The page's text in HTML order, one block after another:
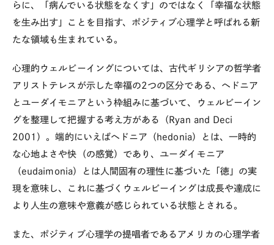
らに、「病んでいる状態をなくす」のではなく「幸福な状態
を生み出す」ことを目指す、ポジティブ心理学と呼ばれる新
たな領域も生まれている。
心理的ウェルビーイングについては、古代ギリシアの哲学者
アリストテレスが示した幸福の2つの区分である、ヘドニア
とユーダイモニアという枠組みに基づいて、ウェルビーイン
グを整理して把握する考え方がある（Ryan and Deci
2001）。端的にいえばヘドニア（hedonia）とは、一時的
な心地よさや快（の感覚）であり、ユーダイモニア
（eudaimonia）とは人間固有の理性に基づいた「徳」の実
現を意味し、これに基づくウェルビーイングは成長や達成に
より人生の意味や意義が感じられている状態とされる。
また、ポジティブ心理学の提唱者であるアメリカの心理学者